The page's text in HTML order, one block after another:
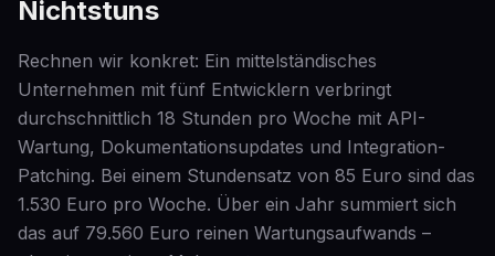
Nichtstuns
Rechnen wir konkret: Ein mittelständisches
Unternehmen mit fünf Entwicklern verbringt
durchschnittlich 18 Stunden pro Woche mit API-
Wartung, Dokumentationsupdates und Integration-
Patching. Bei einem Stundensatz von 85 Euro sind das
1.530 Euro pro Woche. Über ein Jahr summiert sich
das auf 79.560 Euro reinen Wartungsaufwands –